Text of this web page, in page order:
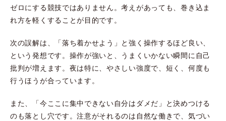
ゼロにする競技ではありません。考えがあっても、巻き込ま
れ方を軽くすることが目的です。
次の誤解は、「落ち着かせよう」と強く操作するほど良い、
という発想です。操作が強いと、うまくいかない瞬間に自己
批判が増えます。夜は特に、やさしい強度で、短く、何度も
行うほうが合っています。
また、「今ここに集中できない自分はダメだ」と決めつける
のも落とし穴です。注意がそれるのは自然な働きで、気づい